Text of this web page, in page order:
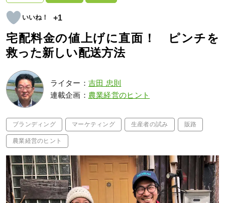
+1
宅配料金の値上げに直面！ ピンチを
救った新しい配送方法
ライター： 吉田 忠則
連載企画： 農業経営のヒント
ブランディング マーケティング 生産者の試み 販路
農業経営のヒント